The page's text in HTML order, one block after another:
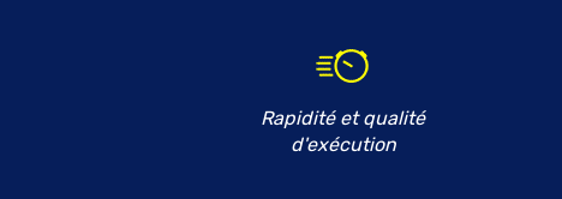
Rapidité et qualité
d'exécution